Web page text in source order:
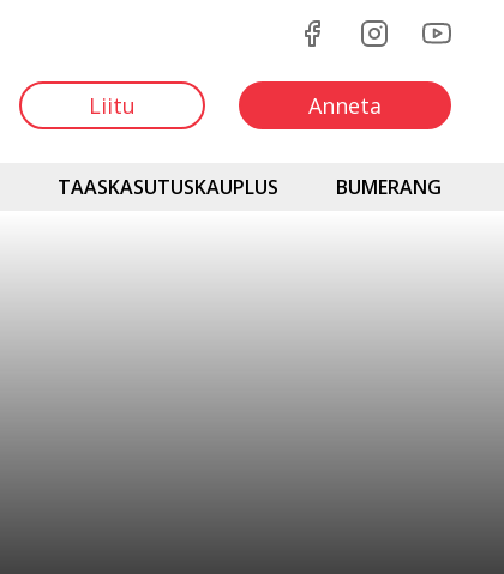
Liitu Anneta
TAASKASUTUSKAUPLUS BUMERANG